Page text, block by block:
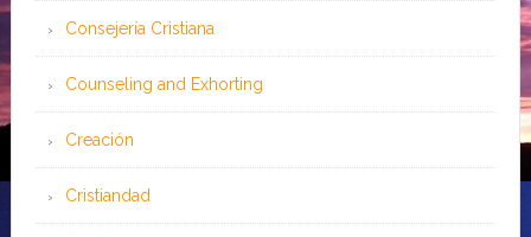
Consejería Cristiana
Counseling and Exhorting
Creación
Cristiandad